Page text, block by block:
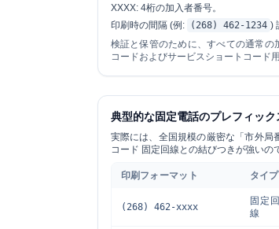
XXXX:4桁の加入者番号。
印刷時の間隔 (例:
(268) 462-1234 )
検証と保管のために、すべての通常の
コードおよびサービスショートコード
典型的な固定電話のプレフィック
実際には、全国規模の厳密な「市外局
コード 固定回線との結びつきが強いの
印刷フォーマット タイプ
(268) 462-xxxx
固定回
線